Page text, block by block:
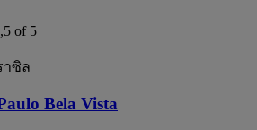
of 5
าซิล
Bela Vista